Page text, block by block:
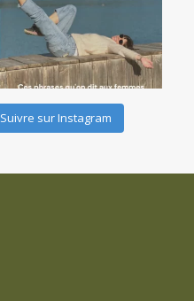
Suivre sur Instagram